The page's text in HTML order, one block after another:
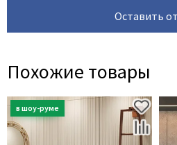
Оставить
Похожие товары